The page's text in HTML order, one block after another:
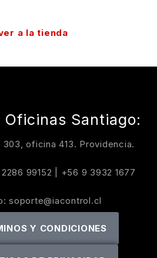
a la tienda
Oficinas Santiago:
303, oficina 413. Providencia.
99152 +56 9 3932 1677
soporte@iacontrol.cl
Y CONDICIONES